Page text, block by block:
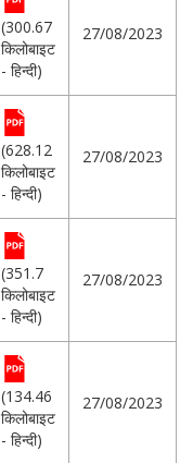
(300.67
किलोबाइट
- हिन्दी)
27/08/2023
(628.12
किलोबाइट
- हिन्दी)
27/08/2023
(351.7
किलोबाइट
- हिन्दी)
27/08/2023
(134.46
किलोबाइट
- हिन्दी)
27/08/2023